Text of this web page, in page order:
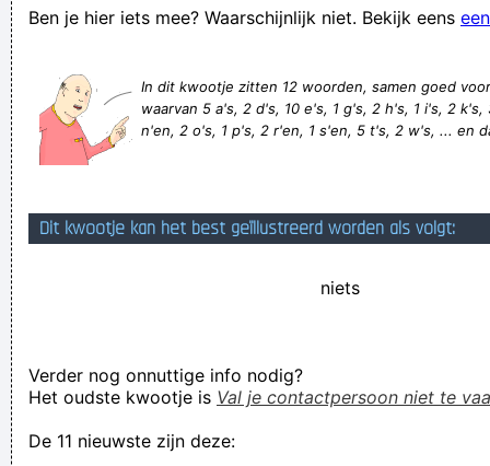
activiteiten weer op de rails te krijgen... De sukkel.
Verknoei je tijd op een nuttige manier!
Geej se lèllike voel hod!
Ben je hier iets mee? Waarschijnlijk niet. Bekijk eens
In dit kwootje zitten 12 woorden, samen goed
waarvan 5 a's, 2 d's, 10 e's, 1 g's, 2 h's, 1 i's, 2
n'en, 2 o's, 1 p's, 2 r'en, 1 s'en, 5 t's, 2 w's, ... en
Dit kwootje kan het best geïllustreerd worden als volgt:
niets
Verder nog onnuttige info nodig?
Het oudste kwootje is Val je contactpersoon niet te
De 11 nieuwste zijn deze: